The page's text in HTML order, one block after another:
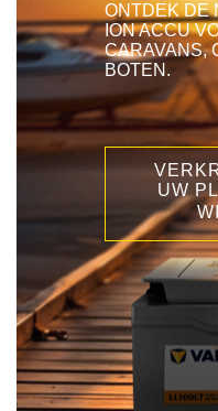
ONTDEK DE
ION ACCU
CARAVANS,
BOTEN.
UW